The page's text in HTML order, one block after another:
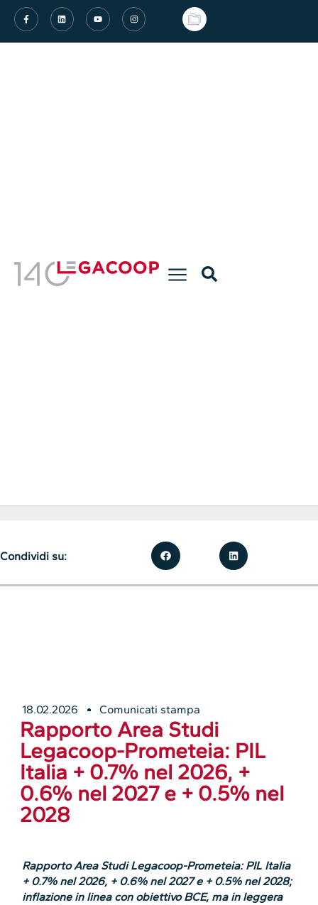
18.02.2026 Comunicati stampa
Rapporto Area Studi
Legacoop-Prometeia: PIL
Italia + 0.7% nel 2026, +
0.6% nel 2027 e + 0.5% nel
2028
Rapporto Area Studi Legacoop-Prometeia: PIL Italia
+ 0.7% nel 2026, + 0.6% nel 2027 e + 0.5% nel 2028;
inflazione in linea con obiettivo BCE, ma in leggera
Condividi su: